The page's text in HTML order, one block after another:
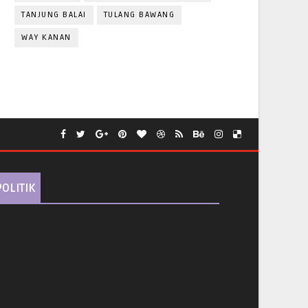
TANJUNG BALAI TULANG BAWANG
WAY KANAN